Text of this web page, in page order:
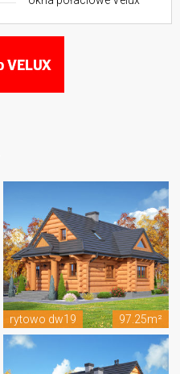
rytowo dw19 97.25m²